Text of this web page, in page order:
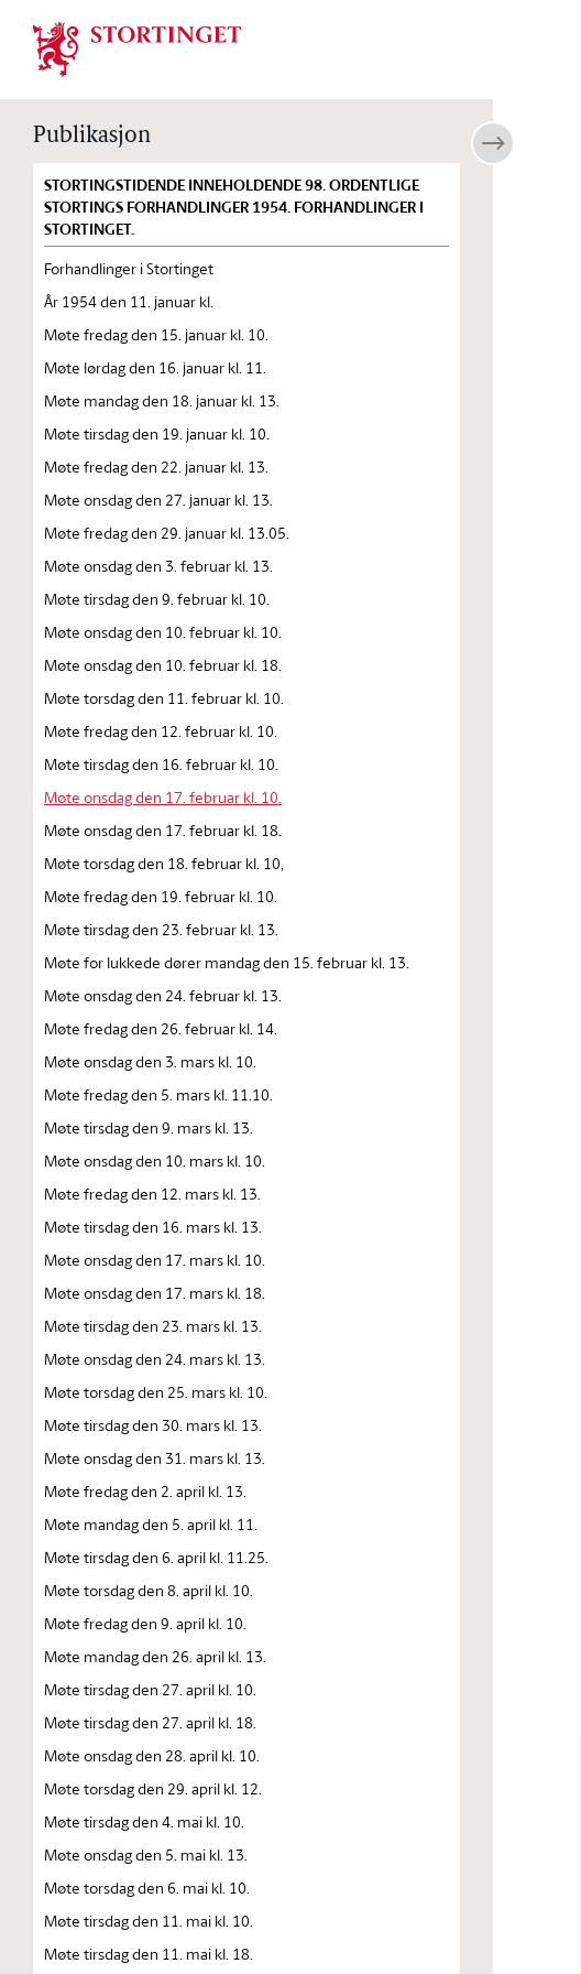
Stortinget.no
Publikasjon
STORTINGSTIDENDE INNEHOLDENDE 98. ORDENTLIGE
STORTINGS FORHANDLINGER 1954. FORHANDLINGER I
STORTINGET.
Forhandlinger i Stortinget
År 1954 den 11. januar kl.
Møte fredag den 15. januar kl. 10.
Møte lørdag den 16. januar kl. 11.
Møte mandag den 18. januar kl. 13.
Møte tirsdag den 19. januar kl. 10.
Møte fredag den 22. januar kl. 13.
Møte onsdag den 27. januar kl. 13.
Møte fredag den 29. januar kl. 13.05.
Møte onsdag den 3. februar kl. 13.
Møte tirsdag den 9. februar kl. 10.
Møte onsdag den 10. februar kl. 10.
Møte onsdag den 10. februar kl. 18.
Møte torsdag den 11. februar kl. 10.
Møte fredag den 12. februar kl. 10.
Møte tirsdag den 16. februar kl. 10.
Møte onsdag den 17. februar kl. 10.
Møte onsdag den 17. februar kl. 18.
Møte torsdag den 18. februar kl. 10,
Møte fredag den 19. februar kl. 10.
Møte tirsdag den 23. februar kl. 13.
Møte for lukkede dører mandag den 15. februar kl. 13.
Møte onsdag den 24. februar kl. 13.
Møte fredag den 26. februar kl. 14.
Møte onsdag den 3. mars kl. 10.
Møte fredag den 5. mars kl. 11.10.
Møte tirsdag den 9. mars kl. 13.
Møte onsdag den 10. mars kl. 10.
Møte fredag den 12. mars kl. 13.
Møte tirsdag den 16. mars kl. 13.
Møte onsdag den 17. mars kl. 10.
Møte onsdag den 17. mars kl. 18.
Møte tirsdag den 23. mars kl. 13.
Møte onsdag den 24. mars kl. 13.
Møte torsdag den 25. mars kl. 10.
Møte tirsdag den 30. mars kl. 13.
Møte onsdag den 31. mars kl. 13.
Møte fredag den 2. april kl. 13.
Møte mandag den 5. april kl. 11.
Møte tirsdag den 6. april kl. 11.25.
Møte torsdag den 8. april kl. 10.
Møte fredag den 9. april kl. 10.
Møte mandag den 26. april kl. 13.
Møte tirsdag den 27. april kl. 10.
Møte tirsdag den 27. april kl. 18.
Møte onsdag den 28. april kl. 10.
Møte torsdag den 29. april kl. 12.
Møte tirsdag den 4. mai kl. 10.
Møte onsdag den 5. mai kl. 13.
Møte torsdag den 6. mai kl. 10.
Møte tirsdag den 11. mai kl. 10.
Møte tirsdag den 11. mai kl. 18.